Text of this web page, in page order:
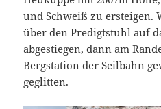
und Schweiß zu ersteigen.
über den Predigtstuhl auf
abgestiegen, dann am
Bergstation der Seilbahn
geglitten.